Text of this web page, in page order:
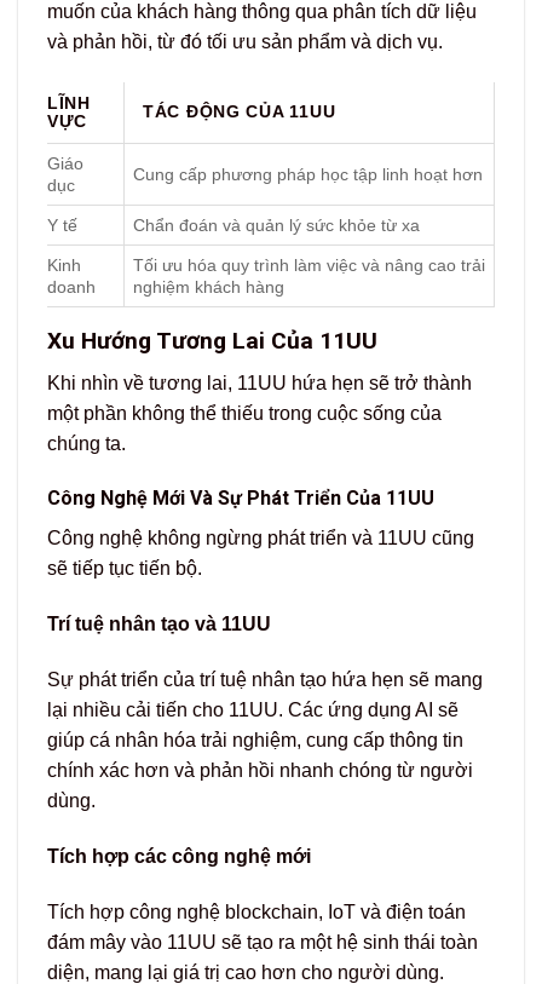
muốn của khách hàng thông qua phân tích dữ liệu
và phản hồi, từ đó tối ưu sản phẩm và dịch vụ.
LĨNH
VỰC
TÁC ĐỘNG CỦA 11UU
Giáo
dục
Cung cấp phương pháp học tập linh hoạt hơn
Y tế Chẩn đoán và quản lý sức khỏe từ xa
Kinh
doanh
Tối ưu hóa quy trình làm việc và nâng cao trải
nghiệm khách hàng
Xu Hướng Tương Lai Của 11UU
Khi nhìn về tương lai, 11UU hứa hẹn sẽ trở thành
một phần không thể thiếu trong cuộc sống của
chúng ta.
Công Nghệ Mới Và Sự Phát Triển Của 11UU
Công nghệ không ngừng phát triển và 11UU cũng
sẽ tiếp tục tiến bộ.
Trí tuệ nhân tạo và 11UU
Sự phát triển của trí tuệ nhân tạo hứa hẹn sẽ mang
lại nhiều cải tiến cho 11UU. Các ứng dụng AI sẽ
giúp cá nhân hóa trải nghiệm, cung cấp thông tin
chính xác hơn và phản hồi nhanh chóng từ người
dùng.
Tích hợp các công nghệ mới
Tích hợp công nghệ blockchain, IoT và điện toán
đám mây vào 11UU sẽ tạo ra một hệ sinh thái toàn
diện, mang lại giá trị cao hơn cho người dùng.